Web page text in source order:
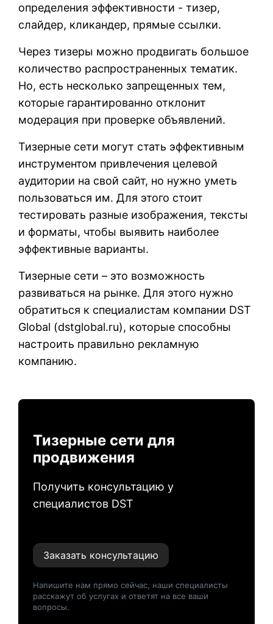
определения эффективности - тизер,
слайдер, кликандер, прямые ссылки.
Через тизеры можно продвигать большое
количество распространенных тематик.
Но, есть несколько запрещенных тем,
которые гарантированно отклонит
модерация при проверке объявлений.
Тизерные сети могут стать эффективным
инструментом привлечения целевой
аудитории на свой сайт, но нужно уметь
пользоваться им. Для этого стоит
тестировать разные изображения, тексты
и форматы, чтобы выявить наиболее
эффективные варианты.
Тизерные сети – это возможность
развиваться на рынке. Для этого нужно
обратиться к специалистам компании DST
Global (dstglobal.ru), которые способны
настроить правильно рекламную
компанию.
Тизерные сети для
продвижения
Получить консультацию у
специалистов DST
Заказать консультацию
Напишите нам прямо сейчас, наши специалисты
расскажут об услугах и ответят на все ваши
вопросы.